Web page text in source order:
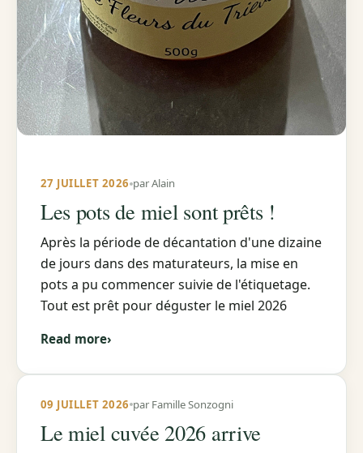
27 JUILLET 2026 par Alain
Les pots de miel sont prêts !
Après la période de décantation d'une dizaine
de jours dans des maturateurs, la mise en
pots a pu commencer suivie de l'étiquetage.
Tout est prêt pour déguster le miel 2026
Read more›
09 JUILLET 2026 par Famille Sonzogni
Le miel cuvée 2026 arrive